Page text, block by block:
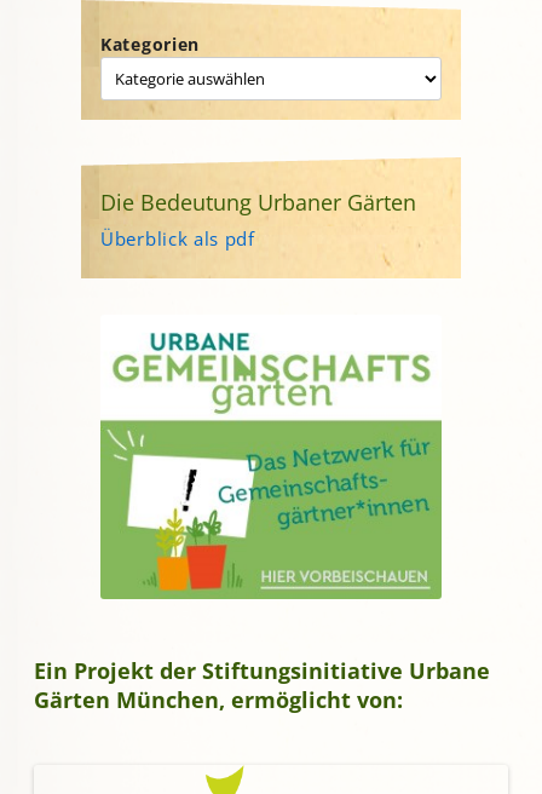
Kategorien
Die Bedeutung Urbaner Gärten
Überblick als pdf
Ein Projekt der Stiftungsinitiative Urbane
Gärten München, ermöglicht von: